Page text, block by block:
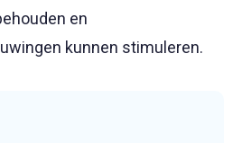
en
kunnen stimuleren.